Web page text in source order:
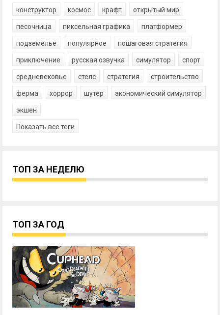
конструктор космос крафт открытый мир
песочница пиксельная графика платформер
подземелье популярное пошаговая стратегия
приключение русская озвучка симулятор спорт
средневековье стелс стратегия строительство
ферма хоррор шутер экономический симулятор
экшен
Показать все теги
ТОП ЗА НЕДЕЛЮ
ТОП ЗА ГОД